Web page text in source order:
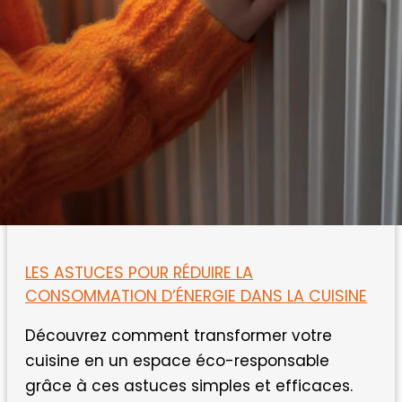
LES ASTUCES POUR RÉDUIRE LA
CONSOMMATION D’ÉNERGIE DANS LA CUISINE
Découvrez comment transformer votre
cuisine en un espace éco-responsable
grâce à ces astuces simples et efficaces.